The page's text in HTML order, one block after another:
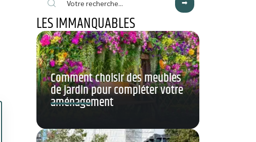
LES IMMANQUABLES
Comment choisir des meubles
de jardin pour compléter votre
aménagement